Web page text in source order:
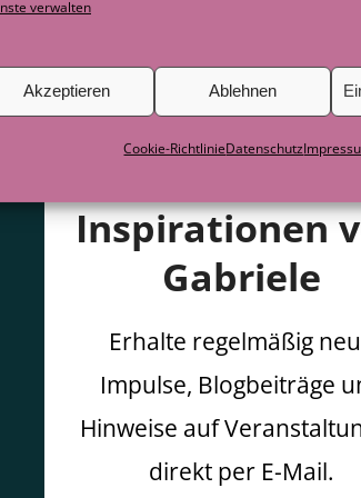
verwalten
Akzeptieren Ablehnen
Cookie-RichtlinieDatenschutz
Inspirationen
Gabriele
Erhalte regelmäßig
Impulse, Blogbeiträge
Hinweise auf
direkt per E-Mail.